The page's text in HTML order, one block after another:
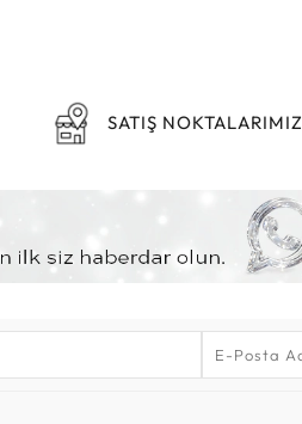
SATIŞ NOKTALARIMIZ